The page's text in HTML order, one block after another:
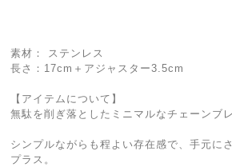
素材： ステンレス
長さ：17cm＋アジャスター3.5cm
【アイテムについて】
無駄を削ぎ落としたミニマルなチェーンブ
シンプルながらも程よい存在感で、手元に
プラス。